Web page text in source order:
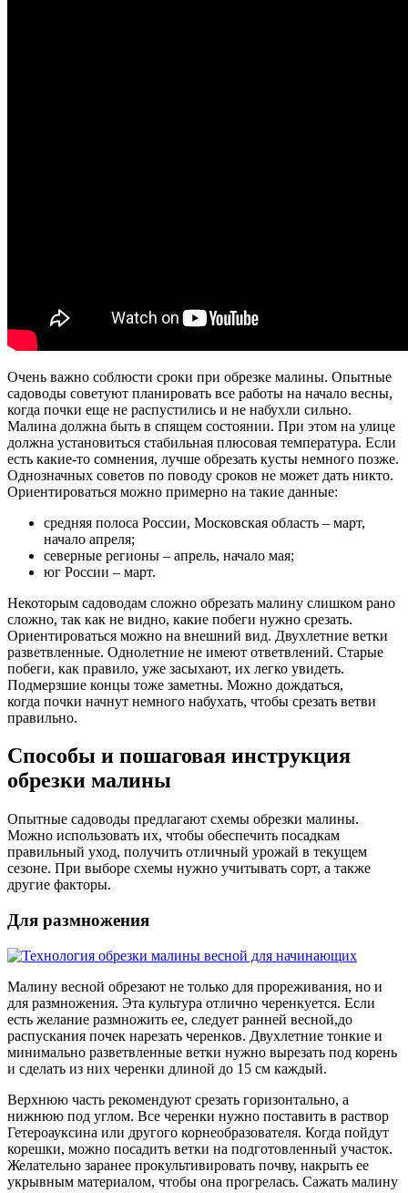
Очень важно соблюсти сроки при обрезке малины. Опытные
садоводы советуют планировать все работы на начало весны,
когда почки еще не распустились и не набухли сильно.
Малина должна быть в спящем состоянии. При этом на улице
должна установиться стабильная плюсовая температура. Если
есть какие-то сомнения, лучше обрезать кусты немного позже.
Однозначных советов по поводу сроков не может дать никто.
Ориентироваться можно примерно на такие данные:
средняя полоса России, Московская область – март,
начало апреля;
северные регионы – апрель, начало мая;
юг России – март.
Некоторым садоводам сложно обрезать малину слишком рано
сложно, так как не видно, какие побеги нужно срезать.
Ориентироваться можно на внешний вид. Двухлетние ветки
разветвленные. Однолетние не имеют ответвлений. Старые
побеги, как правило, уже засыхают, их легко увидеть.
Подмерзшие концы тоже заметны. Можно дождаться,
когда почки начнут немного набухать, чтобы срезать ветви
правильно.
Способы и пошаговая инструкция
обрезки малины
Опытные садоводы предлагают схемы обрезки малины.
Можно использовать их, чтобы обеспечить посадкам
правильный уход, получить отличный урожай в текущем
сезоне. При выборе схемы нужно учитывать сорт, а также
другие факторы.
Для размножения
Малину весной обрезают не только для прореживания, но и
для размножения. Эта культура отлично черенкуется. Если
есть желание размножить ее, следует ранней весной,до
распускания почек нарезать черенков. Двухлетние тонкие и
минимально разветвленные ветки нужно вырезать под корень
и сделать из них черенки длиной до 15 см каждый.
Верхнюю часть рекомендуют срезать горизонтально, а
нижнюю под углом. Все черенки нужно поставить в раствор
Гетероауксина или другого корнеобразователя. Когда пойдут
корешки, можно посадить ветки на подготовленный участок.
Желательно заранее прокультивировать почву, накрыть ее
укрывным материалом, чтобы она прогрелась. Сажать малину